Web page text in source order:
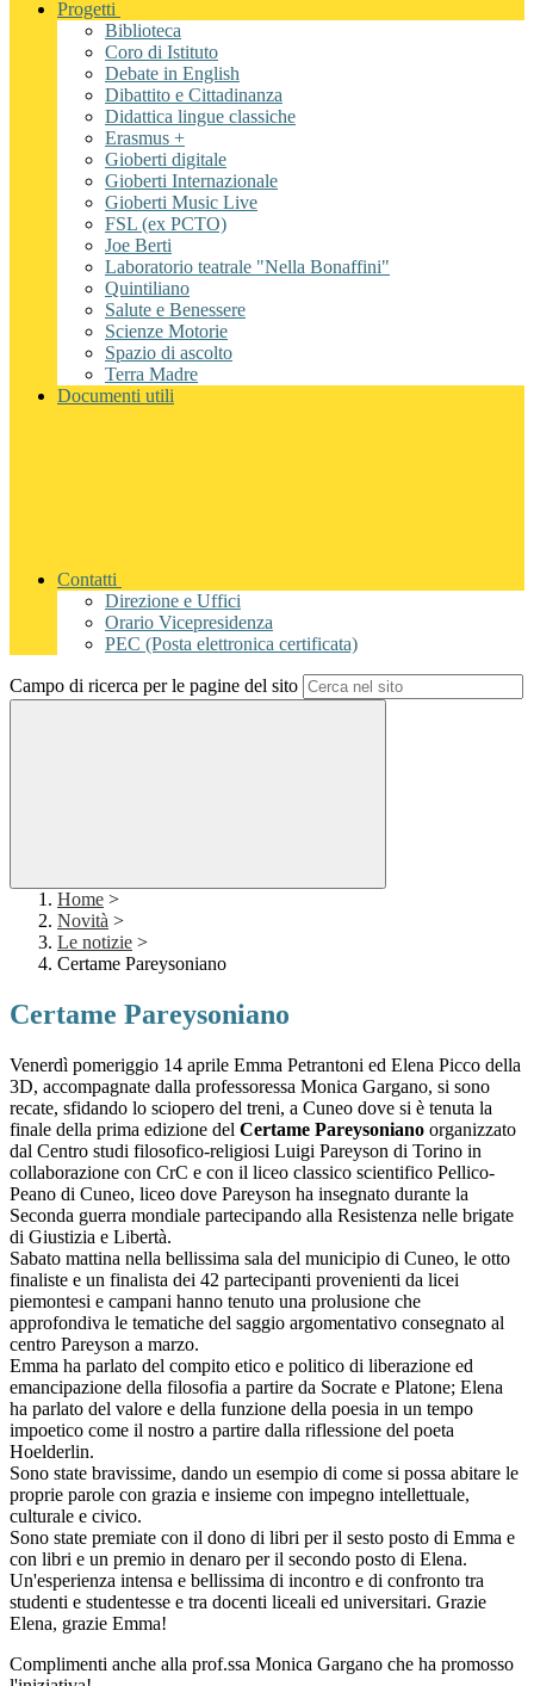
Progetti
Biblioteca
Coro di Istituto
Debate in English
Dibattito e Cittadinanza
Didattica lingue classiche
Erasmus +
Gioberti digitale
Gioberti Internazionale
Gioberti Music Live
FSL (ex PCTO)
Joe Berti
Laboratorio teatrale "Nella Bonaffini"
Quintiliano
Salute e Benessere
Scienze Motorie
Spazio di ascolto
Terra Madre
Documenti utili
Contatti
Direzione e Uffici
Orario Vicepresidenza
PEC (Posta elettronica certificata)
Campo di ricerca per le pagine del sito
Home >
Novità >
Le notizie >
Certame Pareysoniano
Certame Pareysoniano
Venerdì pomeriggio 14 aprile Emma Petrantoni ed Elena Picco della
3D, accompagnate dalla professoressa Monica Gargano, si sono
recate, sfidando lo sciopero del treni, a Cuneo dove si è tenuta la
finale della prima edizione del Certame Pareysoniano organizzato
dal Centro studi filosofico-religiosi Luigi Pareyson di Torino in
collaborazione con CrC e con il liceo classico scientifico Pellico-
Peano di Cuneo, liceo dove Pareyson ha insegnato durante la
Seconda guerra mondiale partecipando alla Resistenza nelle brigate
di Giustizia e Libertà.
Sabato mattina nella bellissima sala del municipio di Cuneo, le otto
finaliste e un finalista dei 42 partecipanti provenienti da licei
piemontesi e campani hanno tenuto una prolusione che
approfondiva le tematiche del saggio argomentativo consegnato al
centro Pareyson a marzo.
Emma ha parlato del compito etico e politico di liberazione ed
emancipazione della filosofia a partire da Socrate e Platone; Elena
ha parlato del valore e della funzione della poesia in un tempo
impoetico come il nostro a partire dalla riflessione del poeta
Hoelderlin.
Sono state bravissime, dando un esempio di come si possa abitare le
proprie parole con grazia e insieme con impegno intellettuale,
culturale e civico.
Sono state premiate con il dono di libri per il sesto posto di Emma e
con libri e un premio in denaro per il secondo posto di Elena.
Un'esperienza intensa e bellissima di incontro e di confronto tra
studenti e studentesse e tra docenti liceali ed universitari. Grazie
Elena, grazie Emma!
Complimenti anche alla prof.ssa Monica Gargano che ha promosso